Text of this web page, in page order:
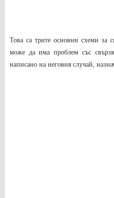
Това са трите основни схеми за
може да има проблем със
написано на неговия случай,